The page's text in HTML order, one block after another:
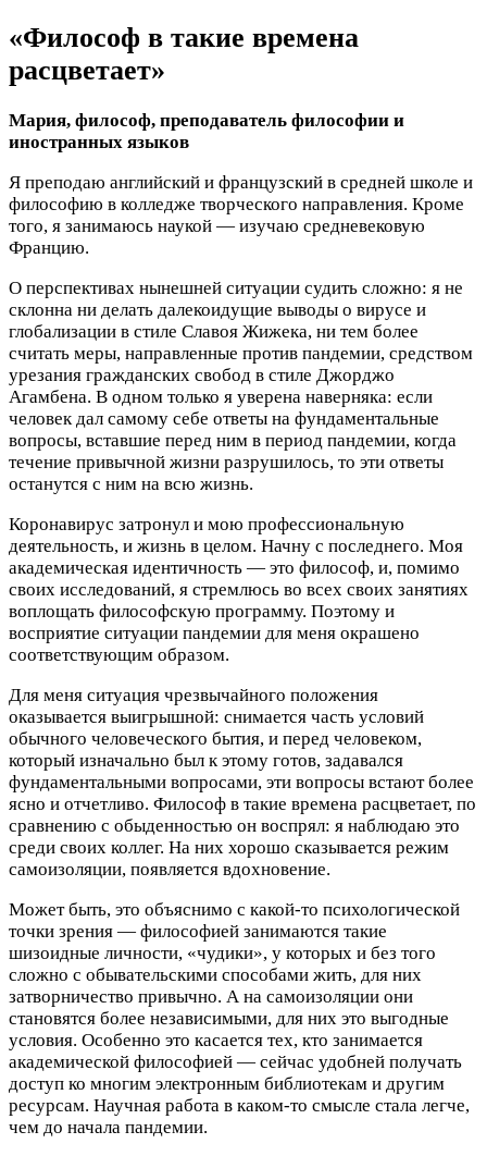
«Философ в такие времена
расцветает»
Мария, философ, преподаватель философии и
иностранных языков
Я преподаю английский и французский в средней школе и
философию в колледже творческого направления. Кроме
того, я занимаюсь наукой — изучаю средневековую
Францию.
О перспективах нынешней ситуации судить сложно: я не
склонна ни делать далекоидущие выводы о вирусе и
глобализации в стиле Славоя Жижека, ни тем более
считать меры, направленные против пандемии, средством
урезания гражданских свобод в стиле Джорджо
Агамбена. В одном только я уверена наверняка: если
человек дал самому себе ответы на фундаментальные
вопросы, вставшие перед ним в период пандемии, когда
течение привычной жизни разрушилось, то эти ответы
останутся с ним на всю жизнь.
Коронавирус затронул и мою профессиональную
деятельность, и жизнь в целом. Начну с последнего. Моя
академическая идентичность — это философ, и, помимо
своих исследований, я стремлюсь во всех своих занятиях
воплощать философскую программу. Поэтому и
восприятие ситуации пандемии для меня окрашено
соответствующим образом.
Для меня ситуация чрезвычайного положения
оказывается выигрышной: снимается часть условий
обычного человеческого бытия, и перед человеком,
который изначально был к этому готов, задавался
фундаментальными вопросами, эти вопросы встают более
ясно и отчетливо. Философ в такие времена расцветает, по
сравнению с обыденностью он воспрял: я наблюдаю это
среди своих коллег. На них хорошо сказывается режим
самоизоляции, появляется вдохновение.
Может быть, это объяснимо с какой-то психологической
точки зрения — философией занимаются такие
шизоидные личности, «чудики», у которых и без того
сложно с обывательскими способами жить, для них
затворничество привычно. А на самоизоляции они
становятся более независимыми, для них это выгодные
условия. Особенно это касается тех, кто занимается
академической философией — сейчас удобней получать
доступ ко многим электронным библиотекам и другим
ресурсам. Научная работа в каком-то смысле стала легче,
чем до начала пандемии.